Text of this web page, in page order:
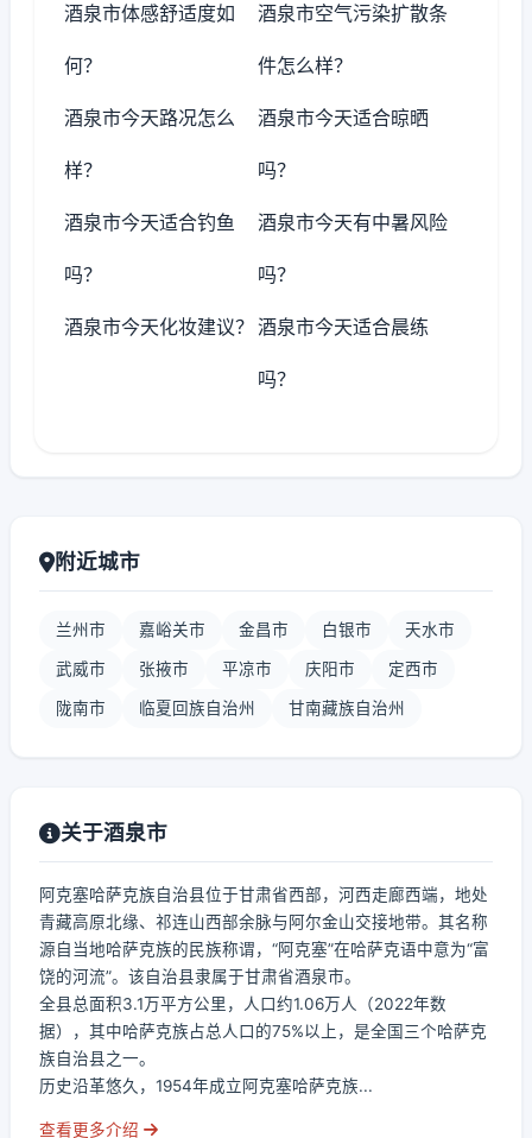
酒泉市体感舒适度如
何？
酒泉市空气污染扩散条
件怎么样？
酒泉市今天路况怎么
样？
酒泉市今天适合晾晒
吗？
酒泉市今天适合钓鱼
吗？
酒泉市今天有中暑风险
吗？
酒泉市今天化妆建议？ 酒泉市今天适合晨练
吗？
附近城市
兰州市 嘉峪关市 金昌市 白银市 天水市
武威市 张掖市 平凉市 庆阳市 定西市
陇南市 临夏回族自治州 甘南藏族自治州
关于酒泉市
阿克塞哈萨克族自治县位于甘肃省西部，河西走廊西端，地处
青藏高原北缘、祁连山西部余脉与阿尔金山交接地带。其名称
源自当地哈萨克族的民族称谓，“阿克塞”在哈萨克语中意为“富
饶的河流”。该自治县隶属于甘肃省酒泉市。
全县总面积3.1万平方公里，人口约1.06万人（2022年数
据），其中哈萨克族占总人口的75%以上，是全国三个哈萨克
族自治县之一。
历史沿革悠久，1954年成立阿克塞哈萨克族...
查看更多介绍